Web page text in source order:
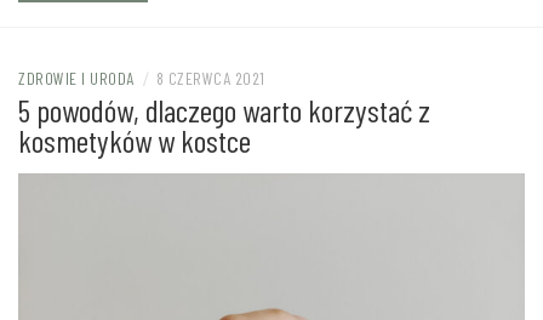
ZDROWIE I URODA / 8 CZERWCA 2021
5 powodów, dlaczego warto korzystać z
kosmetyków w kostce